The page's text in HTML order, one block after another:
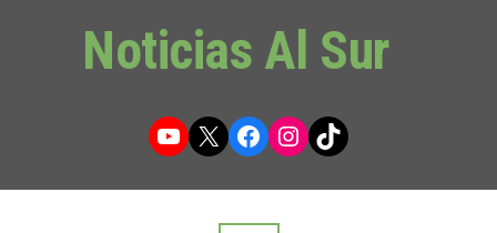
Noticias Al Sur
YouTube
X Facebook
Instagram
TikTok